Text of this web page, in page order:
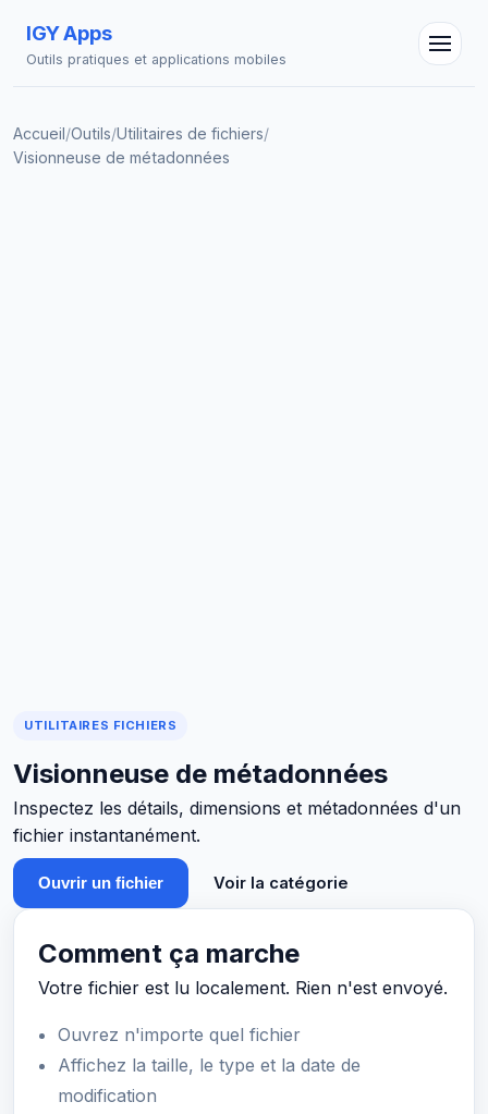
IGY Apps
Outils pratiques et applications mobiles
Accueil/Outils/Utilitaires de fichiers/
Visionneuse de métadonnées
UTILITAIRES FICHIERS
Visionneuse de métadonnées
Inspectez les détails, dimensions et métadonnées d'un
fichier instantanément.
Ouvrir un fichier Voir la catégorie
Comment ça marche
Votre fichier est lu localement. Rien n'est envoyé.
Ouvrez n'importe quel fichier
Affichez la taille, le type et la date de
modification
En ligne — Posez vos questions